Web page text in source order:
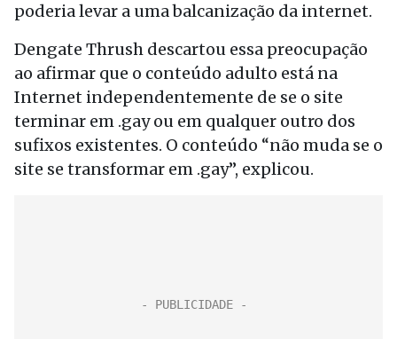
poderia levar a uma balcanização da internet.
Dengate Thrush descartou essa preocupação
ao afirmar que o conteúdo adulto está na
Internet independentemente de se o site
terminar em .gay ou em qualquer outro dos
sufixos existentes. O conteúdo “não muda se o
site se transformar em .gay”, explicou.